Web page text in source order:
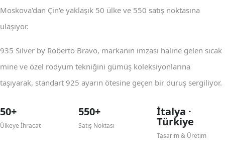
Moskova'dan Çin'e yaklaşık 50 ülke ve 550 satış noktasına
ulaşıyor.
935 Silver by Roberto Bravo, markanın imzası haline gelen sıcak
mine ve özel rodyum tekniğini gümüş koleksiyonlarına
taşıyarak, standart 925 ayarın ötesine geçen bir duruş sergiliyor.
50+
Ülkeye İhracat
550+
Satış Noktası
İtalya ·
Türkiye
Tasarım & Üretim